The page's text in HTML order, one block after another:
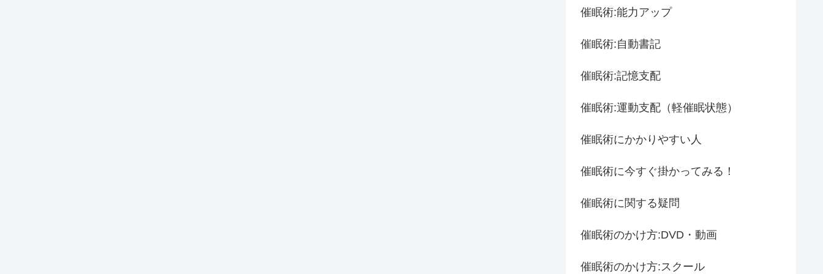
催眠術:能力アップ
催眠術:自動書記
催眠術:記憶支配
催眠術:運動支配（軽催眠状態）
催眠術にかかりやすい人
催眠術に今すぐ掛かってみる！
催眠術に関する疑問
催眠術のかけ方:DVD・動画
催眠術のかけ方:スクール